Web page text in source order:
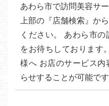
あわら市で訪問美容サ
上部の『店舗検索』か
ください。 あわら市
をお待ちしております
様へ お店のサービス内
らせすることが可能です